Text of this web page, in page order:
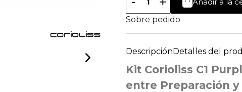
Sobre pedido
DescripciónDetalles del
Kit Corioliss C1
entre Preparación y